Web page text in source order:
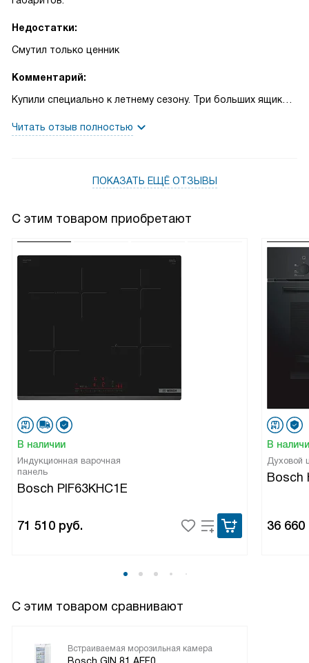
Недостатки:
Смутил только ценник
Комментарий:
Купили специально к летнему сезону. Три больших ящика
грибами. Весь урожай с дачи уместился, тка как ящики
Читать отзыв полностью
ПОКАЗАТЬ ЕЩЁ ОТЗЫВЫ
С этим товаром приобретают
В наличии
Индукционная варочная
панель
Bosch PIF63KHC1E
71 510 руб.
В
Духовой
Bosch
36 660
С этим товаром сравнивают
Встраиваемая морозильная камера